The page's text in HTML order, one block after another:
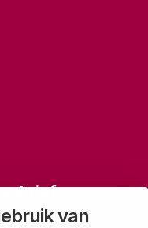
van
van ons laatste